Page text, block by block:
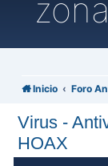
zona
Inicio Foro
Virus -
HOAX